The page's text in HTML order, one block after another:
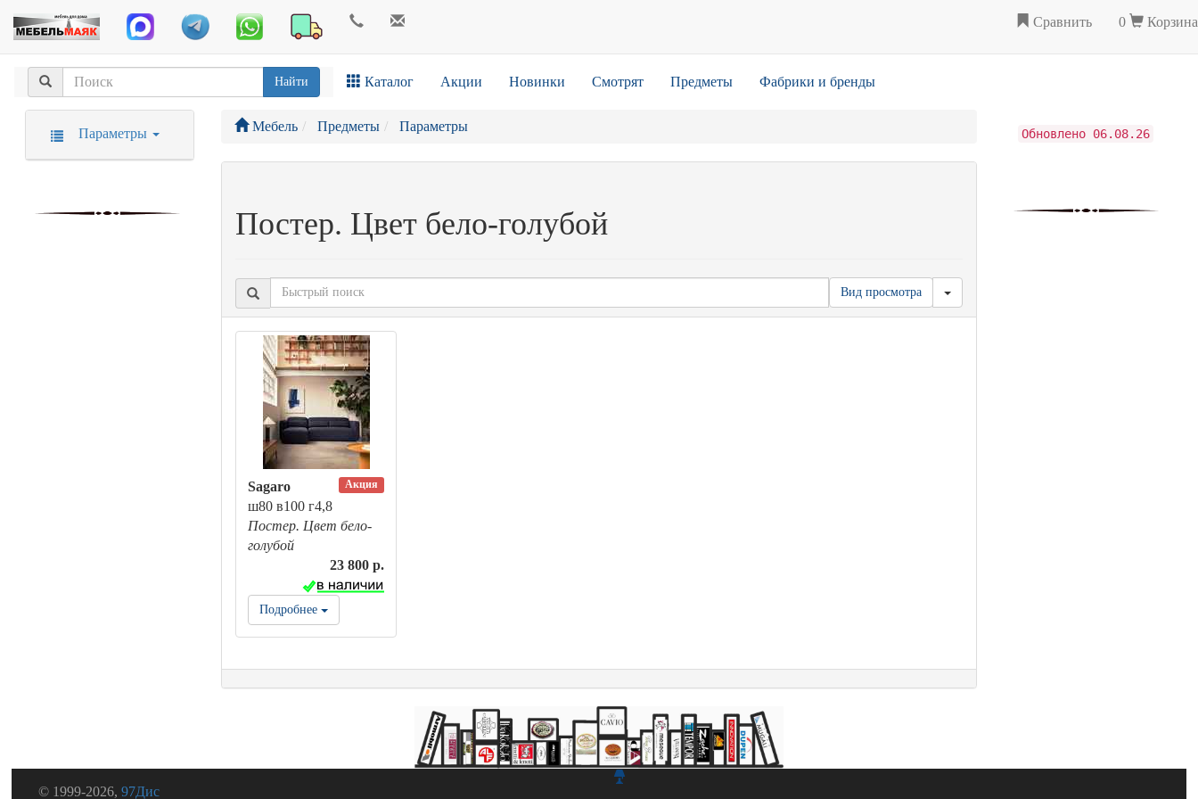
Сравнить 0 Корзина
Найти Каталог Акции Новинки Смотрят Предметы Фабрики и бренды
Мебель Предметы Параметры
Постер. Цвет бело-голубой
Вид просмотра
Акция
Sagaro
ш80 в100 г4,8
Постер. Цвет бело-
голубой
23 800 р.
Подробнее
Параметры Обновлено 06.08.26
© 1999-2026,97Дис